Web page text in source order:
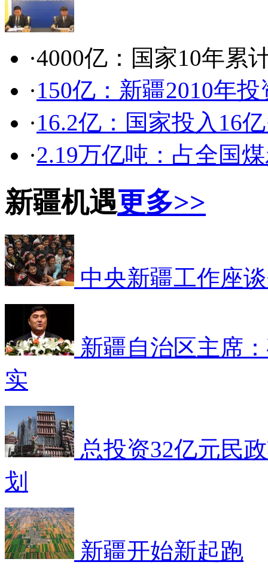
·4000亿：国家10年累
·150亿：新疆2010年
·16.2亿：国家投入16
·2.19万亿吨：占全国
新疆机遇更多>>
中央新疆工作座
新疆自治区主席
实
总投资32亿元民
划
新疆开始新起跑